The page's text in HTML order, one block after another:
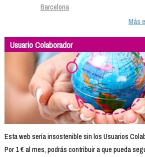
Barcelona
Más
Usuario Colaborador
Esta web sería insostenible sin los Usuarios
Por 1 € al mes, podrás contribuir a que pueda